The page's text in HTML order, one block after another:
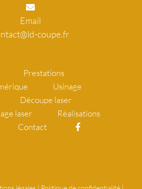
Email
coupe.fr
Prestations
Usinage
Découpe laser
laser
Réalisations
Contact